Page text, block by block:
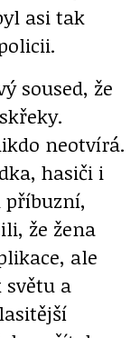
asi tak
soused, že
neotvírá.
hasiči i
příbuzní,
že žena
ale
světu a